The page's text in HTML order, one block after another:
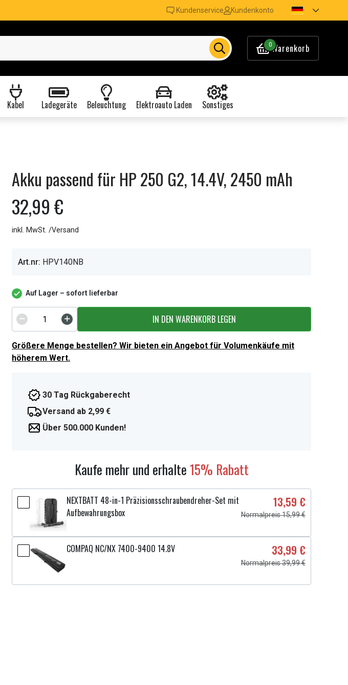
Kundenservice Kundenkonto
0Warenkorb
Kabel Ladegeräte Beleuchtung Elektroauto Laden Sonstiges
Akku passend für HP 250 G2, 14.4V, 2450 mAh
32,99 €
inkl. MwSt. /Versand
Art.nr: HPV140NB
Auf Lager – sofort lieferbar
IN DEN WARENKORB LEGEN
Größere Menge bestellen? Wir bieten ein Angebot für Volumenkäufe mit
höherem Wert.
30 Tag Rückgaberecht
Versand ab 2,99 €
Über 500.000 Kunden!
Kaufe mehr und erhalte15% Rabatt
NEXTBATT 48-in-1 Präzisionsschraubendreher-Set mit
Aufbewahrungsbox
13,59 €
Normalpreis 15,99 €
COMPAQ NC/NX 7400-9400 14.8V 33,99 €
Normalpreis 39,99 €